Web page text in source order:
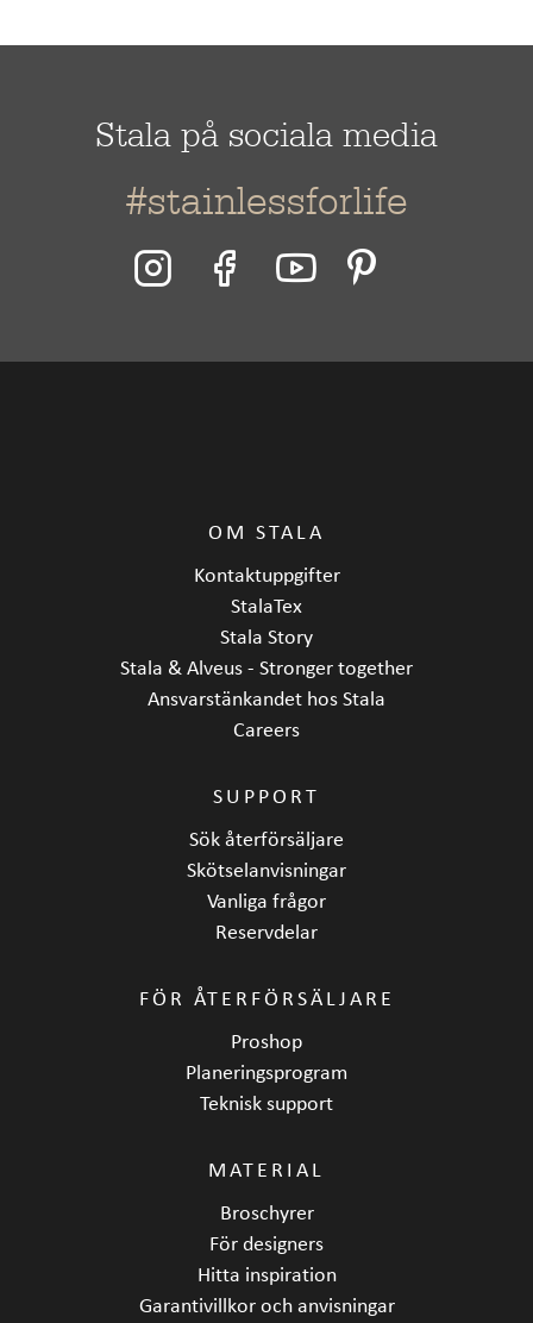
Stala på sociala media
#stainlessforlife
OM STALA
Kontaktuppgifter
StalaTex
Stala Story
Stala & Alveus - Stronger together
Ansvarstänkandet hos Stala
Careers
SUPPORT
Sök återförsäljare
Skötselanvisningar
Vanliga frågor
Reservdelar
FÖR ÅTERFÖRSÄLJARE
Proshop
Planeringsprogram
Teknisk support
MATERIAL
Broschyrer
För designers
Hitta inspiration
Garantivillkor och anvisningar